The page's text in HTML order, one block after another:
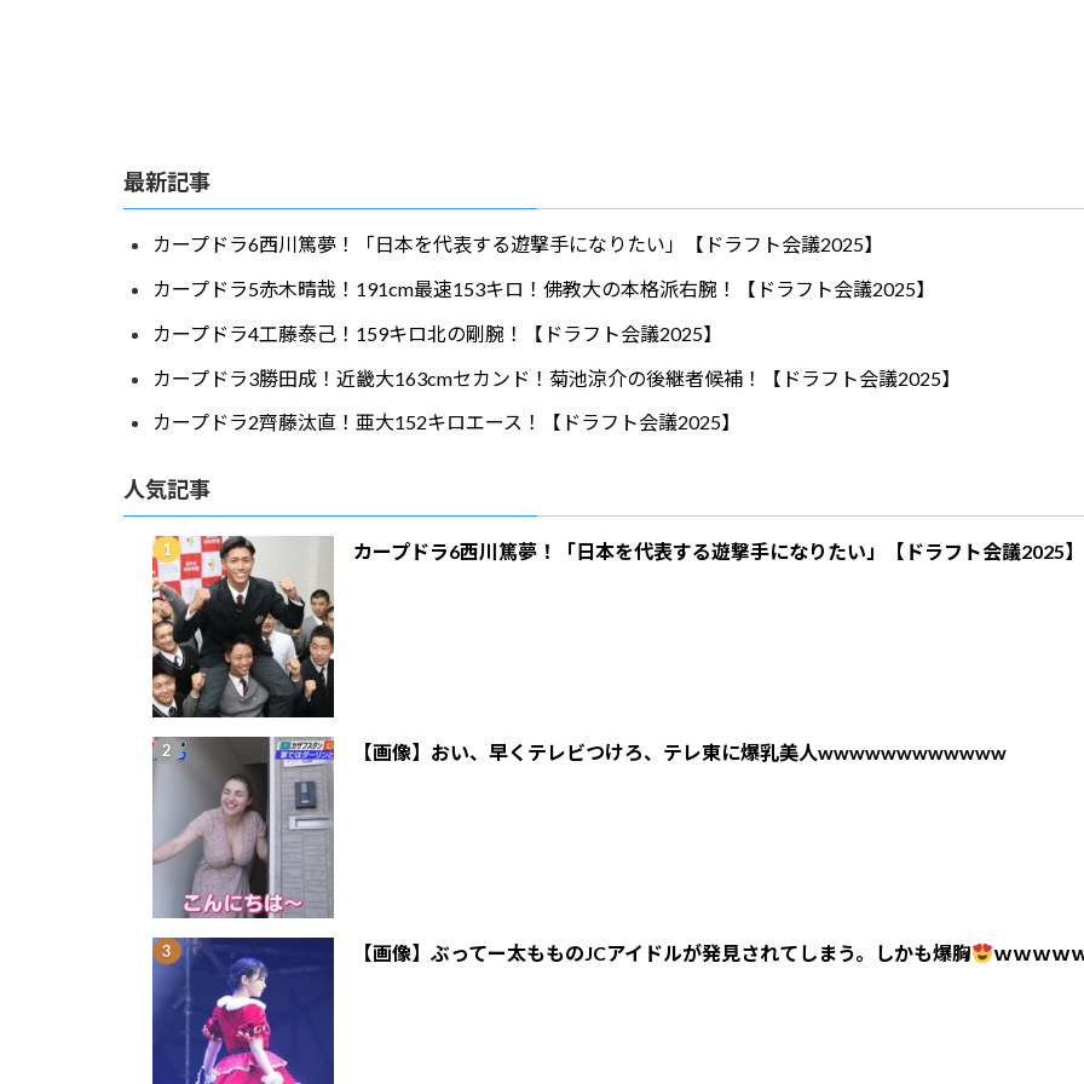
最新記事
カープドラ6西川篤夢！「日本を代表する遊撃手になりたい」【ドラフト会議2025】
カープドラ5赤木晴哉！191cm最速153キロ！佛教大の本格派右腕！【ドラフト会議2025】
カープドラ4工藤泰己！159キロ北の剛腕！【ドラフト会議2025】
カープドラ3勝田成！近畿大163cmセカンド！菊池涼介の後継者候補！【ドラフト会議2025】
カープドラ2齊藤汰直！亜大152キロエース！【ドラフト会議2025】
人気記事
カープドラ6西川篤夢！「日本を代表する遊撃手になりたい」【ドラフト会議2025】
【画像】おい、早くテレビつけろ、テレ東に爆乳美人wwwwwwwwwwww
【画像】ぶってー太もものJCアイドルが発見されてしまう。しかも爆胸 ｗｗｗｗ